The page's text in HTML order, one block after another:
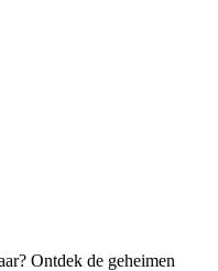
Ontdek de geheimen